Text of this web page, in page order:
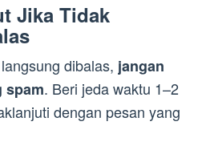
Jika Tidak
dibalas, jangan
spam. Beri jeda waktu 1–2
dengan pesan yang